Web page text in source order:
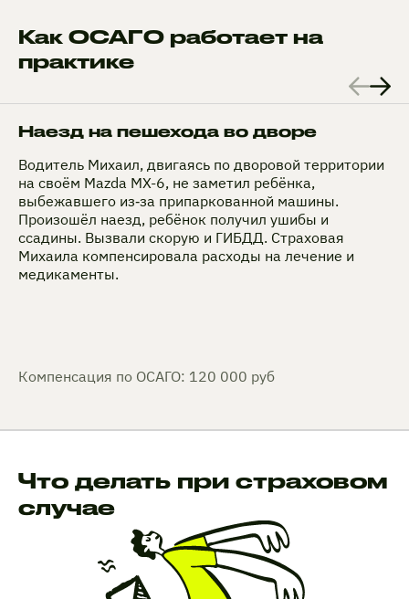
Как ОСАГО работает на
практике
Наезд на пешехода во дворе
Водитель Михаил, двигаясь по дворовой территории
на своём Mazda MX-6, не заметил ребёнка,
выбежавшего из‑за припаркованной машины.
Произошёл наезд, ребёнок получил ушибы и
ссадины. Вызвали скорую и ГИБДД. Страховая
Михаила компенсировала расходы на лечение и
медикаменты.
Компенсация по ОСАГО: 120 000 руб
Что делать при страховом
случае